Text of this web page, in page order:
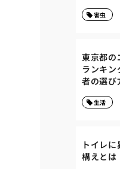
害虫
東京都の
ランキン
者の選び
生活
トイレ
構えとは